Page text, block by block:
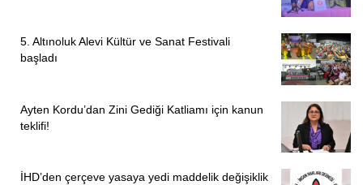
5. Altınoluk Alevi Kültür ve Sanat Festivali
başladı
Ayten Kordu’dan Zini Gediği Katliamı için kanun
teklifi!
İHD’den çerçeve yasaya yedi maddelik değişiklik